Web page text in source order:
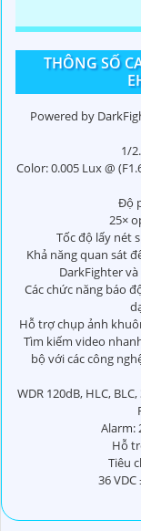
THÔNG SỐ
Powered by
1/
Color: 0.005 Lux @
Độ
25×
Tốc độ lấy nét
Khả năng quan sát
DarkFighter
Các chức năng báo
Hỗ trợ chụp ảnh
Tìm kiếm video
bộ với các công
WDR 120dB, HLC,
Alarm:
Hỗ
Tiêu
36 VDC